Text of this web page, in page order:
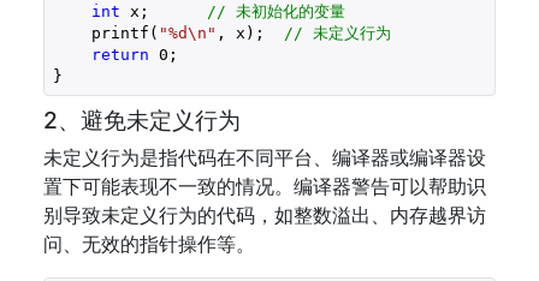
int x;
// 未初始化的变量
    printf(
"%d\n" , x);
// 未定义行为
return 0 ;
}
2、避免未定义行为
未定义行为是指代码在不同平台、编译器或编译器设
置下可能表现不一致的情况。编译器警告可以帮助识
别导致未定义行为的代码，如整数溢出、内存越界访
问、无效的指针操作等。